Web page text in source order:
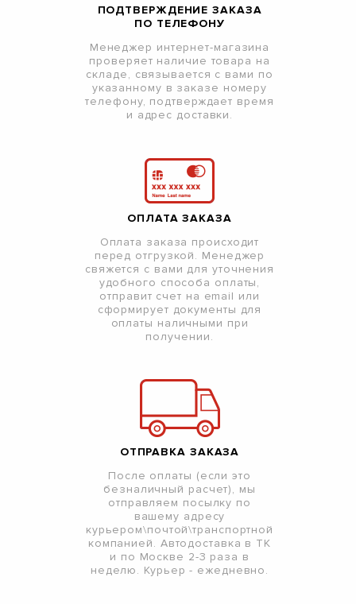
ПОДТВЕРЖДЕНИЕ ЗАКАЗА
ПО ТЕЛЕФОНУ
Менеджер интернет-магазина
проверяет наличие товара на
складе, связывается с вами по
указанному в заказе номеру
телефону, подтверждает время
и адрес доставки.
ОПЛАТА ЗАКАЗА
Оплата заказа происходит
перед отгрузкой. Менеджер
свяжется с вами для уточнения
удобного способа оплаты,
отправит счет на email или
сформирует документы для
оплаты наличными при
получении.
ОТПРАВКА ЗАКАЗА
После оплаты (если это
безналичный расчет), мы
отправляем посылку по
вашему адресу
курьером\почтой\транспортной
компанией. Автодоставка в ТК
и по Москве 2-3 раза в
неделю. Курьер - ежедневно.